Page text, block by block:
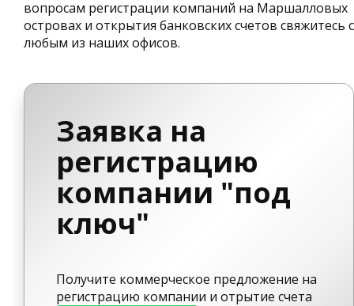
вопросам регистрации компаний на Маршалловых
островах и открытия банковских счетов свяжитесь с
любым из наших офисов.
Заявка на
регистрацию
компании "под
ключ"
Получите коммерческое предложение на
регистрацию компании и отрытие счета